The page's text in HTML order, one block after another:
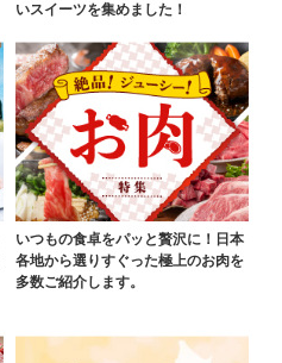
いスイーツを集めました！
いつもの食卓をパッと贅沢に！日本
各地から選りすぐった極上のお肉を
多数ご紹介します。